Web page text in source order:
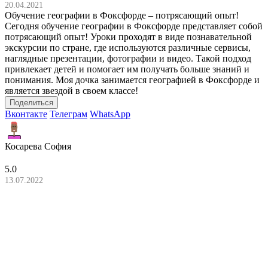
20.04.2021
Обучение географии в Фоксфорде – потрясающий опыт!
Сегодня обучение географии в Фоксфорде представляет собой
потрясающий опыт! Уроки проходят в виде познавательной
экскурсии по стране, где используются различные сервисы,
наглядные презентации, фотографии и видео. Такой подход
привлекает детей и помогает им получать больше знаний и
понимания. Моя дочка занимается географией в Фоксфорде и
является звездой в своем классе!
Поделиться
Вконтакте Телеграм WhatsApp
Косарева София
5.0
13.07.2022